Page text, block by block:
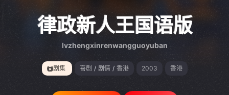
gt 0"}
律政新人王国语版
lvzhengxinrenwangguoyuban
剧集 喜剧 / 剧情 / 香港 2003 香港